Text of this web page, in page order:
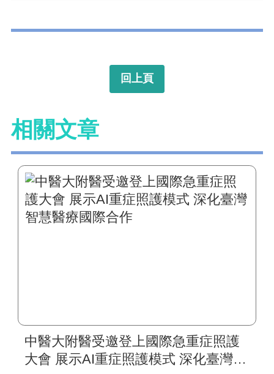
回上頁
相關文章
中醫大附醫受邀登上國際急重症照護
大會 展示AI重症照護模式 深化臺灣智